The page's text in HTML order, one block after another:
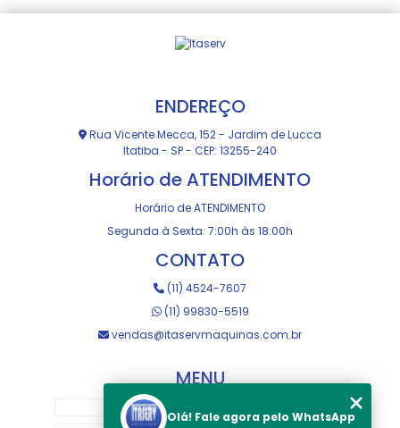
ENDEREÇO
Rua Vicente Mecca, 152 - Jardim de Lucca
Itatiba - SP - CEP: 13255-240
Horário de ATENDIMENTO
Horário de ATENDIMENTO
Segunda à Sexta: 7:00h às 18:00h
CONTATO
(11) 4524-7607
(11) 99830-5519
vendas@itaservmaquinas.com.br
MENU
Olá! Fale agora pelo WhatsApp